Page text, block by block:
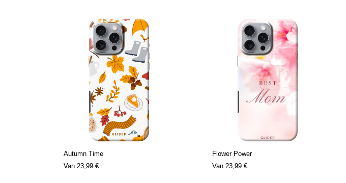
Autumn Time
Van 23,99 €
Flower Power
Van 23,99 €